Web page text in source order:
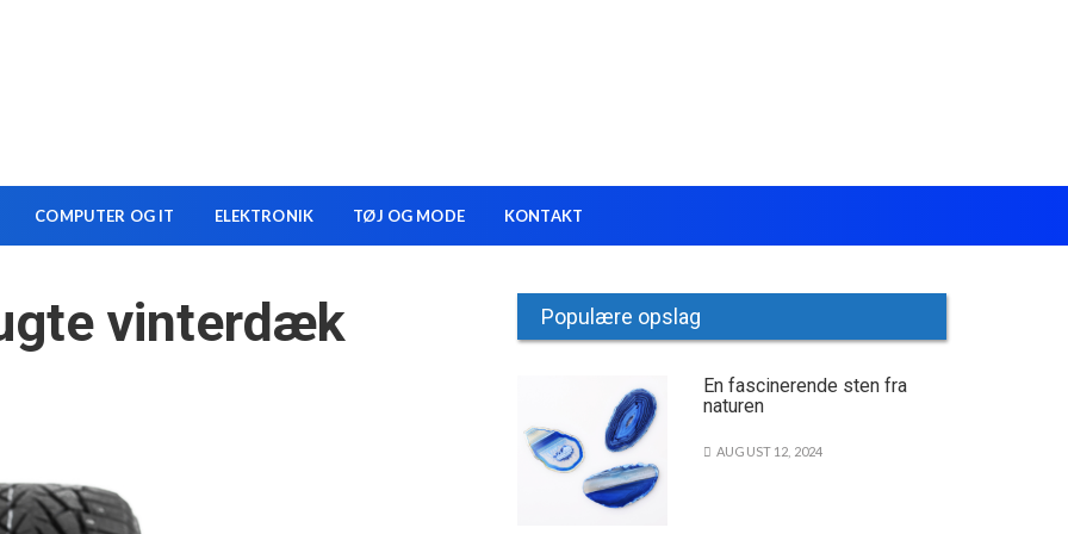
COMPUTER OG IT ELEKTRONIK TØJ OG MODE KONTAKT
vinterdæk Populære opslag
En fascinerende sten fra
naturen
AUGUST 12, 2024